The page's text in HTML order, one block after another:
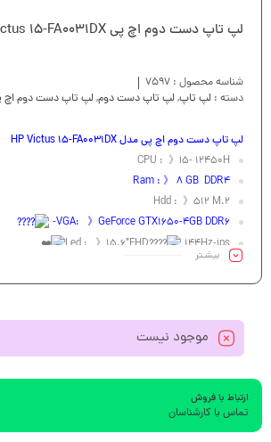
لپ تاپ دست دوم اچ پی HP Victus 15-FA0031DX
شناسه محصول : 7597
دسته : لپ تاپ,لپ تاپ دست دوم,لپ تاپ دست دوم اچ
لپ تاپ دست دوم اچ پی مدل HP Victus 15-FA0031DX
CPU : 》i5- 12450H
Ram : 》 8 GB DDR4
Hdd : 》512 M.2
VGA: 》GeForce GTX1650-4GB DDR6-
Led : 》15.6″FHD
144Hz-ips
بیشـتر
موجود نیست
ارتباط با فروش
تماس با کارشناسان